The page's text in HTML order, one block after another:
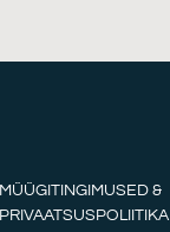
MÜÜGITINGIMUSED &
PRIVAATSUSPOLIITIKA